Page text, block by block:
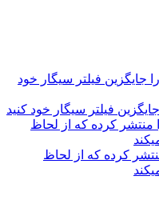
فیلتر سیگار خود کنید
کرده که از لحاظ